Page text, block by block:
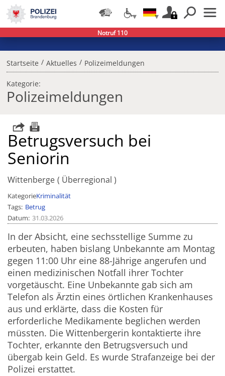
Startseite / Aktuelles / Polizeimeldungen
Kategorie:
Polizeimeldungen
Betrugsversuch bei
Seniorin
Wittenberge Überregional
KategorieKriminalität
Tags Betrug
Datum 31.03.2026
In der Absicht, eine sechsstellige Summe zu
erbeuten, haben bislang Unbekannte am Montag
gegen 11:00 Uhr eine 88-Jährige angerufen und
einen medizinischen Notfall ihrer Tochter
vorgetäuscht. Eine Unbekannte gab sich am
Telefon als Ärztin eines örtlichen Krankenhauses
aus und erklärte, dass die Kosten für
erforderliche Medikamente beglichen werden
müssten. Die Wittenbergerin kontaktierte ihre
Tochter, erkannte den Betrugsversuch und
übergab kein Geld. Es wurde Strafanzeige bei der
Polizei erstattet.
Notruf 110